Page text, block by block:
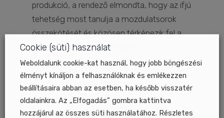
produkció, a rendező elmondta, hogy az ifjú
tehetség most tanulja a mozdulatsorok
összekötését és közösen térképezik fel a
csillár nyújtotta lehetőségeket.
Lena Dolinskaya az egy hetes gyakorlást
követően Kijevben folytatja a felkészülést,
miközben a csillár rekviziten itthon
dolgoznak a szakemberek, hogy elnyerje a
Cookie (süti) használat
Weboldalunk cookie-kat használ, hogy jobb böngészési
élményt kínáljon a felhasználóknak és emlékezzen
beállításaira abban az esetben, ha később visszatér
oldalainkra. Az „Elfogadás” gombra kattintva
hozzájárul az összes süti használatához. Részletes